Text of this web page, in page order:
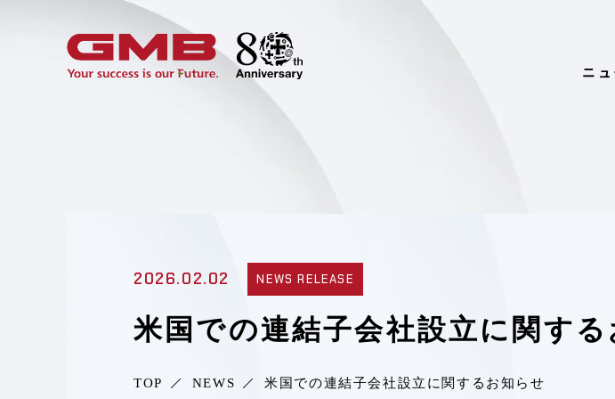
ニュ
2026.02.02 NEWS RELEASE
米国での連結子会社設立に関す
TOP NEWS 米国での連結子会社設立に関するお知らせ